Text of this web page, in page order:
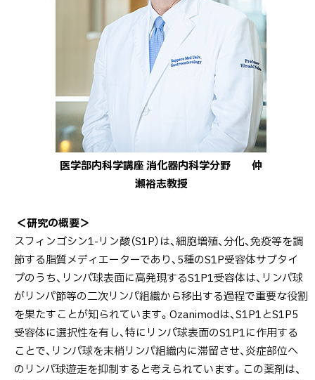
医学部内科学講座 消化器内科学分野 仲
瀬裕志教授
＜研究の概要＞
スフィンゴシン1-リン酸（S1P）は、細胞増殖、分化、免疫等を調
節する脂質メディエーターであり、5種のS1P受容体サブタイ
プのうち、リンパ球表面に高発現するS1P1受容体は、リンパ球
がリンパ節等の二次リンパ組織から移出する過程で重要な役割
を果たすことが知られています。Ozanimodは、S1P1とS1P5
受容体に選択性を有し、特にリンパ球表面のS1P1に作用する
ことで、リンパ球を末梢リンパ組織内に滞留させ、炎症部位へ
のリンパ球遊走を抑制すると考えられています。この薬剤は、